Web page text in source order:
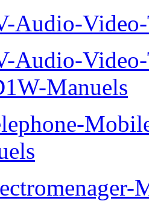
Audio-
Audio-
Manuels